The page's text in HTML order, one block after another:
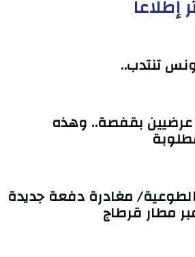
إطلاعا
تنتدب..
عرضيين بقفصة.. وهذه
مغادرة دفعة جديدة
مطار قرطاج